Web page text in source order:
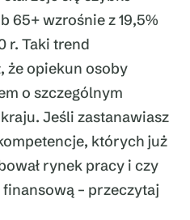
65+ wzrośnie z 19,5%
r. Taki trend
że opiekun osoby
o szczególnym
Jeśli zastanawiasz
których już
rynek pracy i czy
– przeczytaj